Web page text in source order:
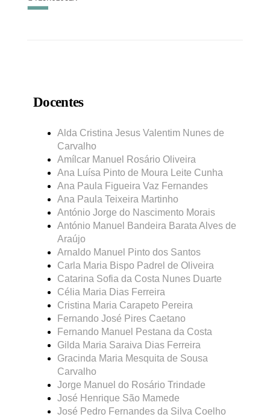
Docentes
Alda Cristina Jesus Valentim Nunes de
Carvalho
Amílcar Manuel Rosário Oliveira
Ana Luísa Pinto de Moura Leite Cunha
Ana Paula Figueira Vaz Fernandes
Ana Paula Teixeira Martinho
António Jorge do Nascimento Morais
António Manuel Bandeira Barata Alves de
Araújo
Arnaldo Manuel Pinto dos Santos
Carla Maria Bispo Padrel de Oliveira
Catarina Sofia da Costa Nunes Duarte
Célia Maria Dias Ferreira
Cristina Maria Carapeto Pereira
Fernando José Pires Caetano
Fernando Manuel Pestana da Costa
Gilda Maria Saraiva Dias Ferreira
Gracinda Maria Mesquita de Sousa
Carvalho
Jorge Manuel do Rosário Trindade
José Henrique São Mamede
José Pedro Fernandes da Silva Coelho